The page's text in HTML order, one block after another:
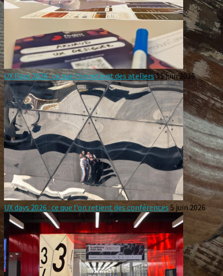
UX Days 2026 : ce que l’on retient des ateliers 11 juin 2026
UX days 2026 : ce que l’on retient des conférences 5 juin 2026